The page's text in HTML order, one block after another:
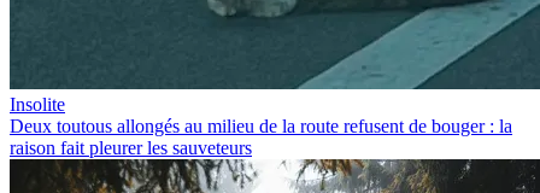
Insolite
Deux toutous allongés au milieu de la route refusent de bouger : la
raison fait pleurer les sauveteurs